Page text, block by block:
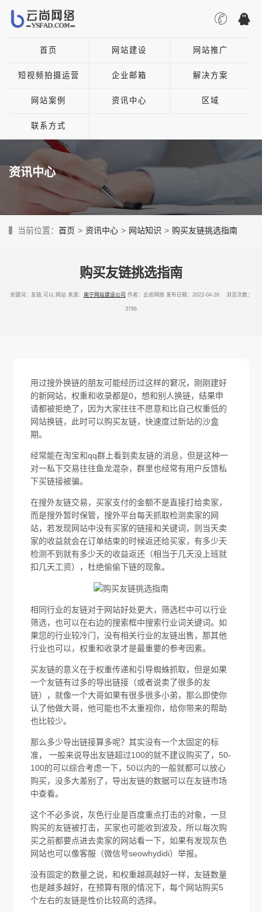
首页 网站建设 网站推广
短视频拍摄运营 企业邮箱 解决方案
网站案例 资讯中心 区域
联系方式
资讯中心
当前位置： 首页 > 资讯中心 > 网站知识 > 购买友链挑选指南
购买友链挑选指南
关键词：友链,可以,网站 来源： 南宁网站建设公司 作者：云尚网络 发布日期：2022-04-26 浏览次数：
3786
用过搜外换链的朋友可能经历过这样的窘况，刚刚建好
的新网站，权重和收录都是0，想和别人换链，结果申
请都被拒绝了，因为大家往往不愿意和比自己权重低的
网站换链，此时可以购买友链，快速度过新站的沙盒
期。
经常能在淘宝和qq群上看到卖友链的消息，但是这种一
对一私下交易往往鱼龙混杂，群里也经常有用户反馈私
下买链接被骗。
在搜外友链交易，买家支付的金额不是直接打给卖家，
而是搜外暂时保管，搜外平台每天抓取检测卖家的网
站，若发现网站中没有买家的链接和关键词，则当天卖
家的收益就会在订单结束的时候返还给买家，有多少天
检测不到就有多少天的收益返还（相当于几天没上班就
扣几天工资），杜绝偷偷下链的现象。
相同行业的友链对于网站好处更大，筛选栏中可以行业
筛选，也可以在右边的搜索框中搜索行业词关键词。如
果您的行业较冷门，没有相关行业的友链出售，那其他
行业也可以，权重和收录才是最重要的参考因素。
买友链的意义在于权重传递和引导蜘蛛抓取，但是如果
一个友链有过多的导出链接（或者说卖了很多的友
链），就像一个大哥如果有很多很多小弟，那么即使你
认了他做大哥，他可能也不太重视你，给你带来的帮助
也比较少。
那么多少导出链接算多呢？其实没有一个太固定的标
准， 一般来说导出友链超过100的就不建议购买了，50-
100的可以综合考虑一下，50以内的一般就都可以放心
购买，没多大差别了，导出友链的数据可以在友链市场
中查看。
这个不必多说，灰色行业是百度重点打击的对象，一旦
购买的友链被打击，买家也可能收到波及，所以每次购
买之前都要点进去卖家的网站看一下，如果有发现灰色
网站也可以像客服（微信号seowhydidi）举报。
没有固定的数量之说，和权重越高越好一样，友链数量
也是越多越好，在预算有限的情况下，每个网站购买5
个左右的友链是性价比较高的选择。